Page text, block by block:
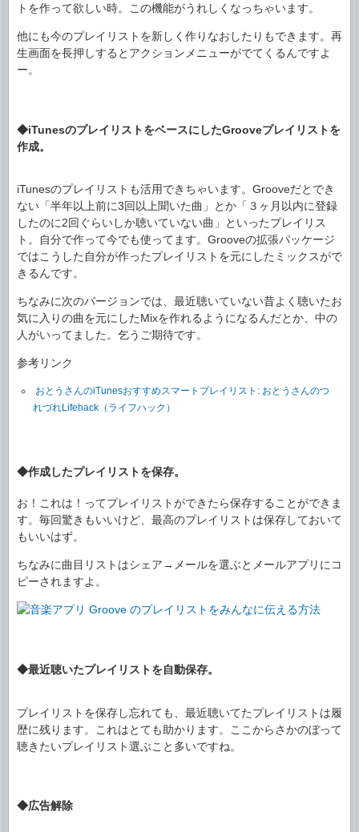
トを作って欲しい時。この機能がうれしくなっちゃいます。
他にも今のプレイリストを新しく作りなおしたりもできます。再
生画面を長押しするとアクションメニューがでてくるんですよ
ー。
◆iTunesのプレイリストをベースにしたGrooveプレイリストを
作成。
iTunesのプレイリストも活用できちゃいます。Grooveだとでき
ない「半年以上前に3回以上聞いた曲」とか「３ヶ月以内に登録
したのに2回ぐらいしか聴いていない曲」といったプレイリス
ト。自分で作って今でも使ってます。Grooveの拡張パッケージ
ではこうした自分が作ったプレイリストを元にしたミックスがで
きるんです。
ちなみに次のバージョンでは、最近聴いていない昔よく聴いたお
気に入りの曲を元にしたMixを作れるようになるんだとか、中の
人がいってました。乞うご期待です。
参考リンク
おとうさんのiTunesおすすめスマートプレイリスト: おとうさんのつ
れづれLifehack（ライフハック）
◆作成したプレイリストを保存。
お！これは！ってプレイリストができたら保存することができま
す。毎回驚きもいいけど、最高のプレイリストは保存しておいて
もいいはず。
ちなみに曲目リストはシェア→メールを選ぶとメールアプリにコ
ピーされますよ。
◆最近聴いたプレイリストを自動保存。
プレイリストを保存し忘れても、最近聴いてたプレイリストは履
歴に残ります。これはとても助かります。ここからさかのぼって
聴きたいプレイリスト選ぶこと多いですね。
◆広告解除